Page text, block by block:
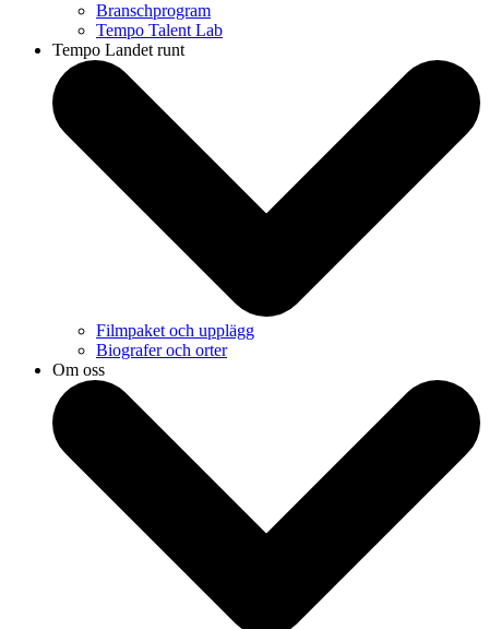
Branschprogram
Tempo Talent Lab
Tempo Landet runt
Filmpaket och upplägg
Biografer och orter
Om oss